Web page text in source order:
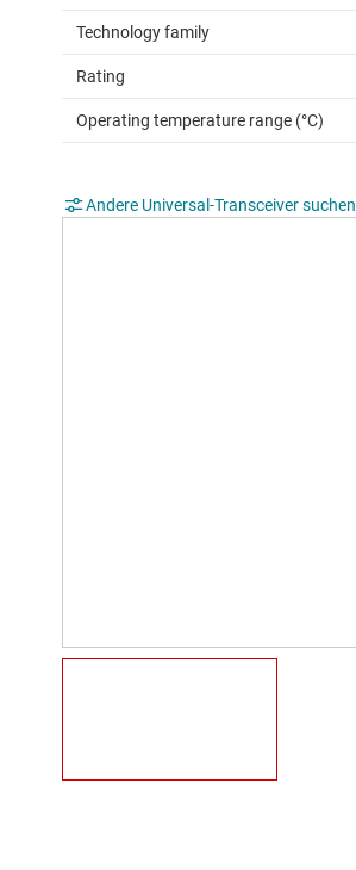
Technology family
Rating
Operating temperature range (°C)
Andere Universal-Transceiver suchen